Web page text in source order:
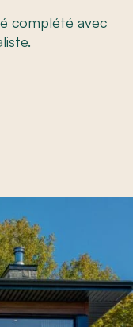
complété avec